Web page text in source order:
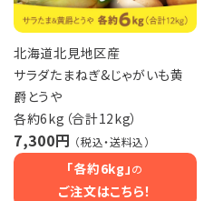
北海道北見地区産
サラダたまねぎ&じゃがいも黄
爵とうや
各約6kg（合計12kg）
7,300円 （税込・送料込）
「各約6kg」の
ご注文はこちら！